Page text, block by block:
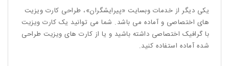
یکی دیگر از خدمات وبسایت «پیرایشگران»، طراحی کارت ویزیت
های اختصاصی و آماده می باشد. شما می توانید یک کارت ویزیت
با گرافیک اختصاصی داشته باشید و یا از کارت های ویزیت طراحی
شده آماده استفاده کنید.